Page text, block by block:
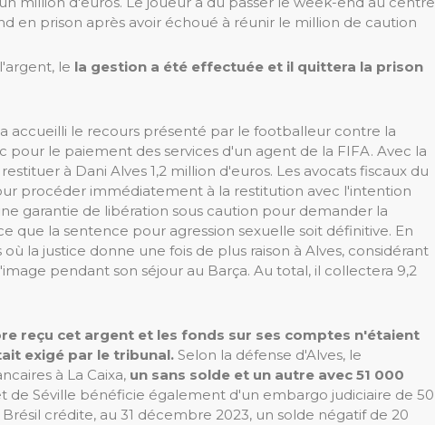
en prison après avoir échoué à réunir le million de caution
le la gestion a été effectuée et il quittera la prison
accueilli le recours présenté par le footballeur contre la
le paiement des services d'un agent de la FIFA. Avec la
à Dani Alves 1,2 million d'euros. Les avocats fiscaux du
procéder immédiatement à la restitution avec l'intention
garantie de libération sous caution pour demander la
que la sentence pour agression sexuelle soit définitive. En
la justice donne une fois de plus raison à Alves, considérant
pendant son séjour au Barça. Au total, il collectera 9,2
reçu cet argent et les fonds sur ses comptes n'étaient
exigé par le tribunal. Selon la défense d'Alves, le
à La Caixa, un sans solde et un autre avec 51 000
de Séville bénéficie également d'un embargo judiciaire de 50
crédite, au 31 décembre 2023, un solde négatif de 20